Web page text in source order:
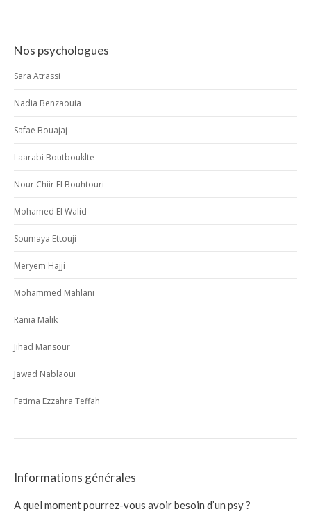
Nos psychologues
Sara Atrassi
Nadia Benzaouia
Safae Bouajaj
Laarabi Boutbouklte
Nour Chiir El Bouhtouri
Mohamed El Walid
Soumaya Ettouji
Meryem Hajji
Mohammed Mahlani
Rania Malik
Jihad Mansour
Jawad Nablaoui
Fatima Ezzahra Teffah
Informations générales
A quel moment pourrez-vous avoir besoin d’un psy ?